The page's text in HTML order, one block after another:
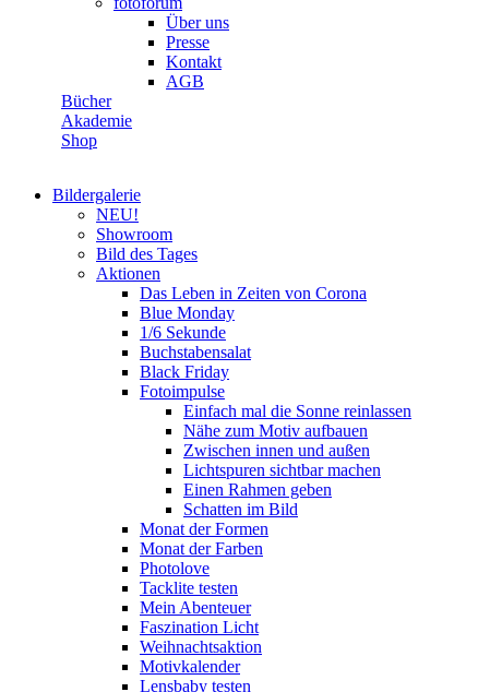
Über uns
Presse
Kontakt
AGB
Bücher
Akademie
Shop
Bildergalerie
NEU!
Showroom
Bild des Tages
Aktionen
Das Leben in Zeiten von Corona
Blue Monday
1/6 Sekunde
Buchstabensalat
Black Friday
Fotoimpulse
Einfach mal die Sonne reinlassen
Nähe zum Motiv aufbauen
Zwischen innen und außen
Lichtspuren sichtbar machen
Einen Rahmen geben
Schatten im Bild
Monat der Formen
Monat der Farben
Photolove
Tacklite testen
Mein Abenteuer
Faszination Licht
Weihnachtsaktion
Motivkalender
Lensbaby testen